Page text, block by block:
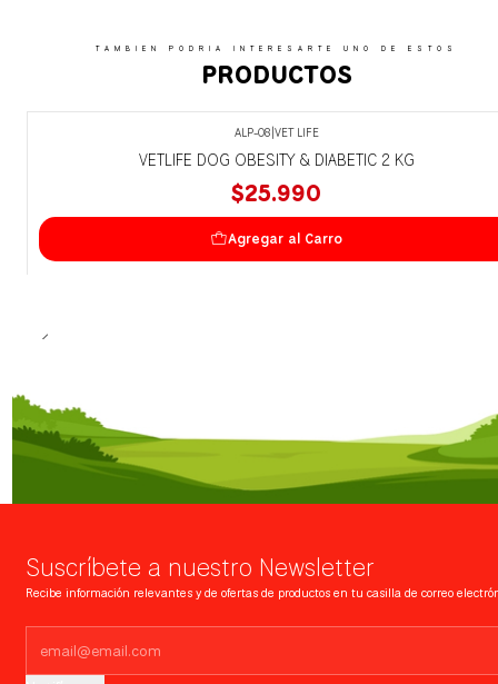
TAMBIEN PODRIA INTERESARTE UNO DE ESTOS
PRODUCTOS
ALP-08 VET LIFE
VETLIFE DOG OBESITY & DIABETIC 2 KG
$25.990
Agregar al Carro
Suscríbete a nuestro Newsletter
Recibe información relevantes y de ofertas de productos en tu casilla de correo